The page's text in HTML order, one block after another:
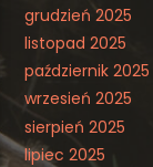
grudzień 2025
listopad 2025
październik 2025
wrzesień 2025
sierpień 2025
lipiec 2025